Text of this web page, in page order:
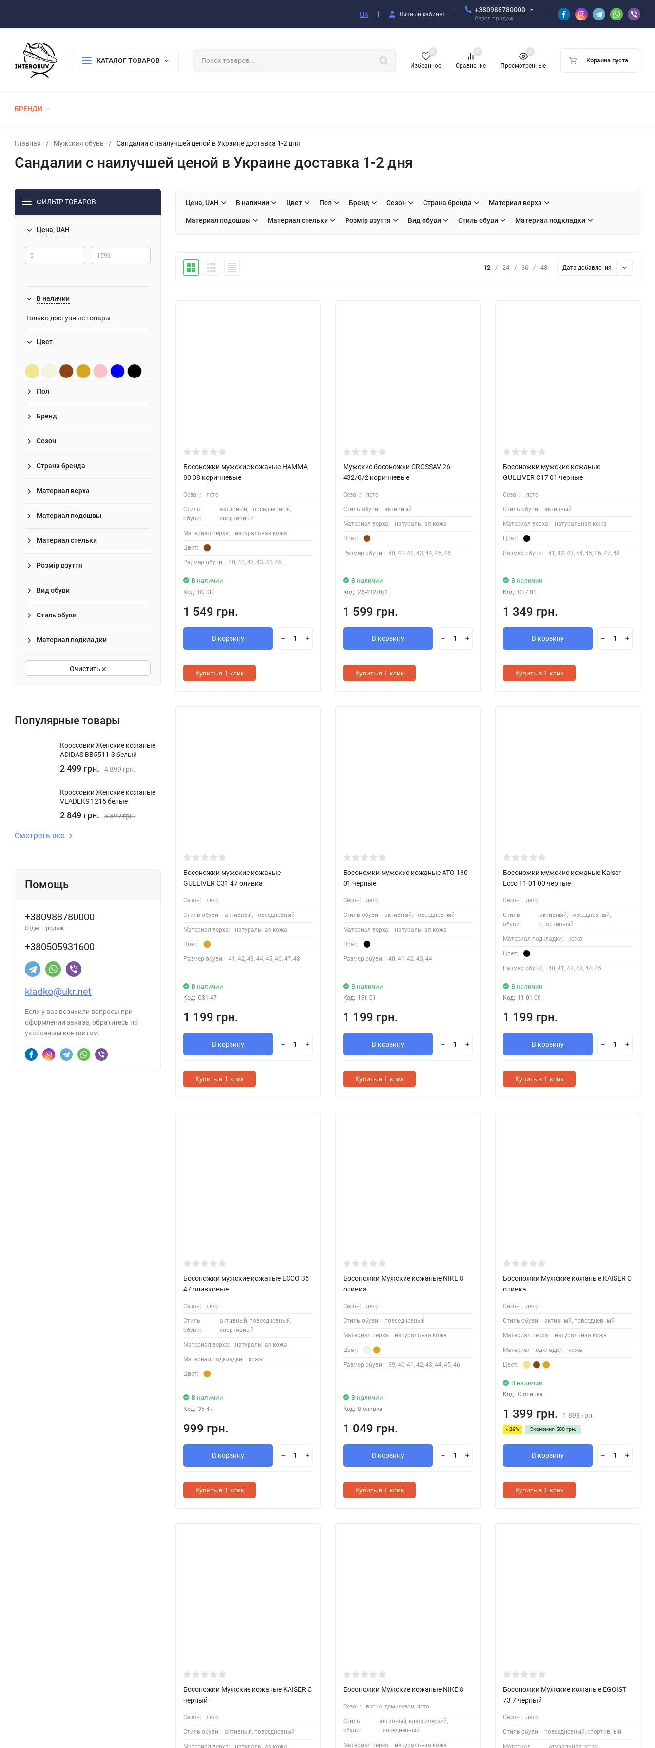
UA Личный кабинет
+380988780000
Отдел продаж
КАТАЛОГ ТОВАРОВ
Избранное
0
Сравнение
0
Просмотренные
0
Корзина пуста
БРЕНДИ
Главная / Мужская обувь / Сандалии с наилучшей ценой в Украине доставка 1-2 дня
Сандалии с наилучшей ценой в Украине доставка 1-2 дня
ФИЛЬТР ТОВАРОВ
Цена, UAH
В наличии
Только доступные товары
Цвет
Пол
Бренд
Сезон
Страна бренда
Материал верха
Материал подошвы
Материал стельки
Розмір взуття
Вид обуви
Стиль обуви
Материал подкладки
Очистить
Популярные товары
Кроссовки Женские кожаные
ADIDAS BB5511-3 белый
2 499 грн. 4 899 грн.
Кроссовки Женские кожаные
VLADEKS 1215 белые
2 849 грн. 3 399 грн.
Смотреть все
Помощь
+380988780000
Отдел продаж
+380505931600
kladko@ukr.net
Если у вас возникли вопросы при
оформлении заказа, обратитесь по
указанным контактам.
Цена, UAH В наличии Цвет Пол Бренд Сезон Страна бренда Материал верха
Материал подошвы Материал стельки Розмір взуття Вид обуви Стиль обуви Материал подкладки
12 / 24 / 36 / 48 Дата добавления
Босоножки мужские кожаные HAMMA
80 08 коричневые
Сезон: лето
Стиль
обуви:
активный, повседневный,
спортивный
Материал верха: натуральная кожа
Цвет:
Размер обуви: 40, 41, 42, 43, 44, 45
В наличии
Код: 80 08
1 549 грн.
В корзину
Купить в 1 клик
Мужские босоножки CROSSAV 26-
432/0/2 коричневые
Сезон: лето
Стиль обуви: активный
Материал верха: натуральная кожа
Цвет:
Размер обуви: 40, 41, 42, 43, 44, 45, 46
В наличии
Код: 26-432/0/2
1 599 грн.
В корзину
Купить в 1 клик
Босоножки мужские кожаные
GULLIVER C17 01 черные
Сезон: лето
Стиль обуви: активный
Материал верха: натуральная кожа
Цвет:
Размер обуви: 41, 42, 43, 44, 45, 46, 47, 48
В наличии
Код: C17 01
1 349 грн.
В корзину
Купить в 1 клик
Босоножки мужские кожаные
GULLIVER C31 47 оливка
Сезон: лето
Стиль обуви: активный, повседневный
Материал верха: натуральная кожа
Цвет:
Размер обуви: 41, 42, 43, 44, 45, 46, 47, 48
В наличии
Код: C31 47
1 199 грн.
В корзину
Купить в 1 клик
Босоножки мужские кожаные ATO 180
01 черные
Сезон: лето
Стиль обуви: активный, повседневный
Материал верха: натуральная кожа
Цвет:
Размер обуви: 40, 41, 42, 43, 44
В наличии
Код: 180 01
1 199 грн.
В корзину
Купить в 1 клик
Босоножки мужские кожаные Kaiser
Ecco 11 01 00 черные
Сезон: лето
Стиль
обуви:
активный, повседневный,
спортивный
Материал подкладки: кожа
Цвет:
Размер обуви: 40, 41, 42, 43, 44, 45
В наличии
Код: 11 01 00
1 199 грн.
В корзину
Купить в 1 клик
Босоножки мужские кожаные ECCO 35
47 оливковые
Сезон: лето
Стиль
обуви:
активный, повседневный,
спортивный
Материал верха: натуральная кожа
Материал подкладки: кожа
Цвет:
В наличии
Код: 35 47
999 грн.
В корзину
Купить в 1 клик
Босоножки Мужские кожаные NIKE 8
оливка
Сезон: лето
Стиль обуви: повседневный
Материал верха: натуральная кожа
Цвет:
Размер обуви: 39, 40, 41, 42, 43, 44, 45, 46
В наличии
Код: 8 оливка
1 049 грн.
В корзину
Купить в 1 клик
Босоножки Мужские кожаные KAISER C
оливка
Сезон: лето
Стиль обуви: активный, повседневный
Материал верха: натуральная кожа
Материал подкладки: кожа
Цвет:
В наличии
Код: C оливка
1 399 грн. 1 899 грн.
- 26% Экономия 500 грн.
В корзину
Купить в 1 клик
Босоножки Мужские кожаные KAISER C
черный
Сезон: лето
Стиль обуви: активный, повседневный
Материал верха: натуральная кожа
Босоножки Мужские кожаные NIKE 8
Сезон: весна, демисезон, лето
Стиль
обуви:
активный, классический,
повседневный
Материал верха: натуральная кожа
Босоножки Мужские кожаные EGOIST
73 7 черный
Сезон: лето
Стиль обуви: повседневный, спортивный
Материал натуральная кожа,